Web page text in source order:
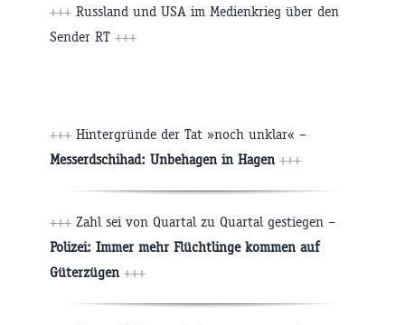
+++ Russland und USA im Medienkrieg über den
Sender RT +++
+++ Hintergründe der Tat »noch unklar« –
Messerdschihad: Unbehagen in Hagen +++
+++ Zahl sei von Quartal zu Quartal gestiegen –
Polizei: Immer mehr Flüchtlinge kommen auf
Güterzügen +++